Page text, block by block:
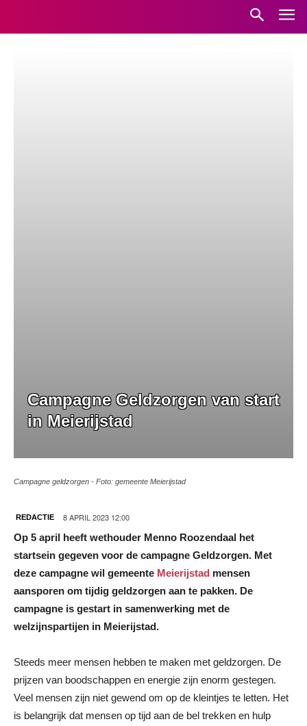
Campagne Geldzorgen van start
in Meierijstad
Campagne geldzorgen - Foto: gemeente Meierijstad
REDACTIE 8 APRIL 2023 12:00
Op 5 april heeft wethouder Menno Roozendaal het
startsein gegeven voor de campagne Geldzorgen. Met
deze campagne wil gemeente Meierijstad mensen
aansporen om tijdig geldzorgen aan te pakken. De
campagne is gestart in samenwerking met de
welzijnspartijen in Meierijstad.
Steeds meer mensen hebben te maken met geldzorgen. De
prijzen van boodschappen en energie zijn enorm gestegen.
Veel mensen zijn niet gewend om op de kleintjes te letten. Het
is belangrijk dat mensen op tijd aan de bel trekken en hulp